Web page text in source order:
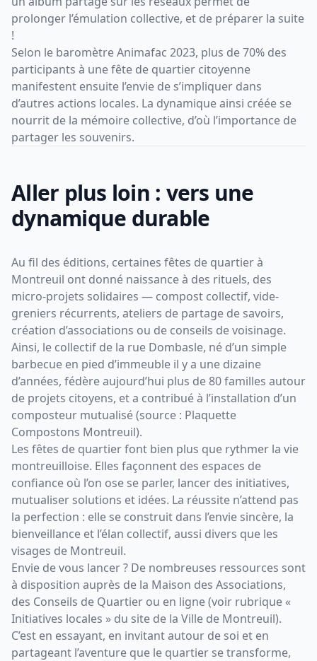
prolonger l’émulation collective, et de préparer la suite
!
Selon le baromètre Animafac 2023, plus de 70% des
participants à une fête de quartier citoyenne
manifestent ensuite l’envie de s’impliquer dans
d’autres actions locales. La dynamique ainsi créée se
nourrit de la mémoire collective, d’où l’importance de
partager les souvenirs.
Aller plus loin : vers une
dynamique durable
Au fil des éditions, certaines fêtes de quartier à
Montreuil ont donné naissance à des rituels, des
micro-projets solidaires — compost collectif, vide-
greniers récurrents, ateliers de partage de savoirs,
création d’associations ou de conseils de voisinage.
Ainsi, le collectif de la rue Dombasle, né d’un simple
barbecue en pied d’immeuble il y a une dizaine
d’années, fédère aujourd’hui plus de 80 familles autour
de projets citoyens, et a contribué à l’installation d’un
composteur mutualisé (source : Plaquette
Compostons Montreuil).
Les fêtes de quartier font bien plus que rythmer la vie
montreuilloise. Elles façonnent des espaces de
confiance où l’on ose se parler, lancer des initiatives,
mutualiser solutions et idées. La réussite n’attend pas
la perfection : elle se construit dans l’envie sincère, la
bienveillance et l’élan collectif, aussi divers que les
visages de Montreuil.
Envie de vous lancer ? De nombreuses ressources sont
à disposition auprès de la Maison des Associations,
des Conseils de Quartier ou en ligne (voir rubrique «
Initiatives locales » du site de la Ville de Montreuil).
C’est en essayant, en invitant autour de soi et en
partageant l’aventure que le quartier se transforme,